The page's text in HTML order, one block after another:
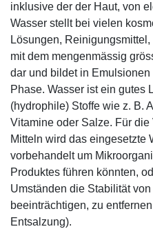
inklusive der der Haut, von
Wasser stellt bei vielen
Lösungen,
mit dem mengenmässig
dar und bildet in
Phase. Wasser ist ein gutes
(hydrophile) Stoffe wie z. B.
Vitamine oder Salze. Für
Mitteln wird das eingesetzte
vorbehandelt um
Produktes führen könnten,
Umständen die Stabilität
beeinträchtigen, zu
Entsalzung).